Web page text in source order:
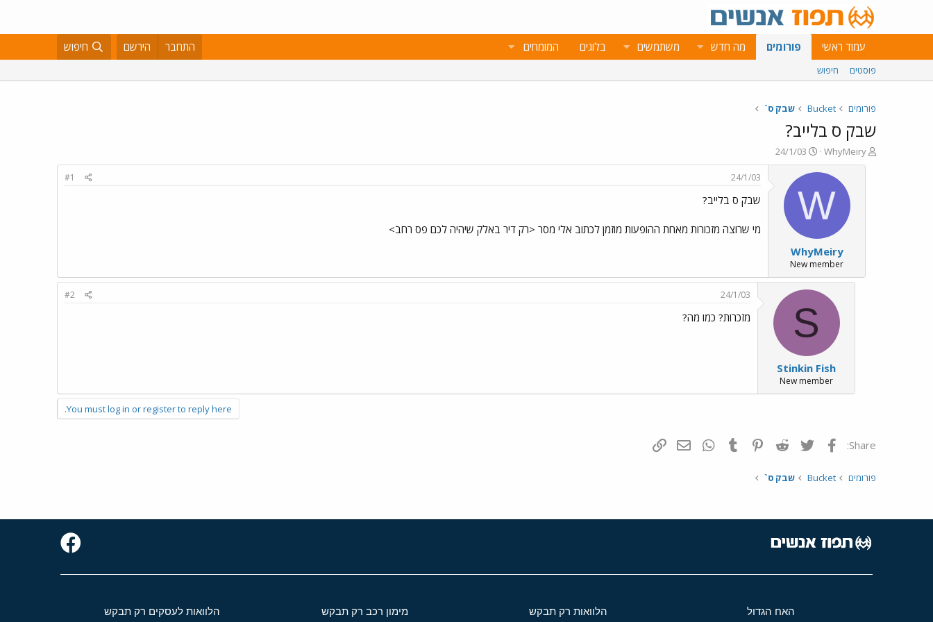
עמוד ראשי פורומים מה חדש משתמשים בלוגים המומחים התחבר הירשם חיפוש
פוסטים חיפוש
פורומים Bucket שבק ס`
שבק ס בלייב?
פ
ו
WhyMeiry
פ
ו
ר
ם
ב
א
ר
י
ך
24/1/03
W
WhyMeiry
New member
24/1/03
#1
שבק ס בלייב?
מי שרוצה מזכורות מאחת ההופעות מוזמן לכתוב אלי מסר <רק דיר באלק שיהיה לכם פס רחב>
S
Stinkin Fish
New member
24/1/03
#2
מזכרות? כמו מה?
You must log in or register to reply here.
Share: פייסבוק Twitter
Reddit
Pinterest
Tumblr
WhatsAppדואר אלקטרוני
פורומים Bucket שבק ס`
האח הגדול הלוואות רק תבקש מימון רכב רק תבקש הלוואות לעסקים רק תבקש